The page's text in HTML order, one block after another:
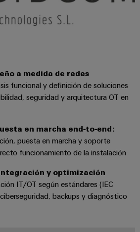
a medida de redes
funcional y definición de soluciones
seguridad y arquitectura OT en
en marcha end‑to‑end:
puesta en marcha y soporte
funcionamiento de la instalación
y optimización
IT/OT según estándares (IEC
backups y diagnóstico